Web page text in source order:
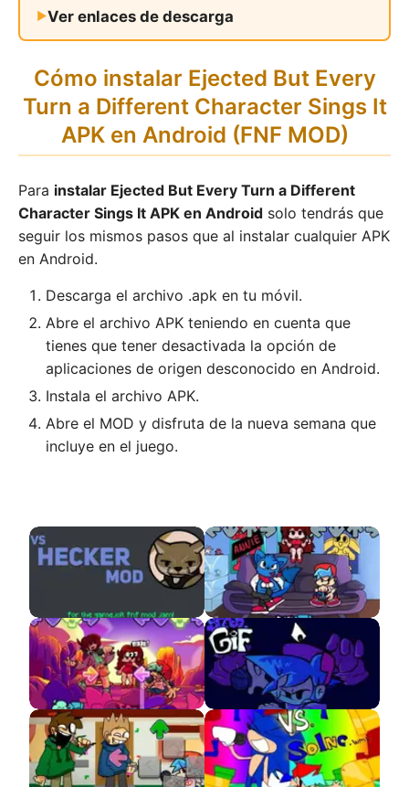
Ver enlaces de descarga
Cómo instalar Ejected But Every
Turn a Different Character Sings It
APK en Android (FNF MOD)
Para instalar Ejected But Every Turn a Different
Character Sings It APK en Android solo tendrás que
seguir los mismos pasos que al instalar cualquier APK
en Android.
Descarga el archivo .apk en tu móvil.
Abre el archivo APK teniendo en cuenta que
tienes que tener desactivada la opción de
aplicaciones de origen desconocido en Android.
Instala el archivo APK.
Abre el MOD y disfruta de la nueva semana que
incluye en el juego.
VS Hecker VS Loki APK
Eso Marx VS SPEED.GIF